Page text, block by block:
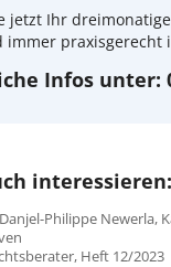
jetzt Ihr
immer praxisgerecht
Infos unter:
interessieren:
Philippe Newerla,
Heft 12/2023